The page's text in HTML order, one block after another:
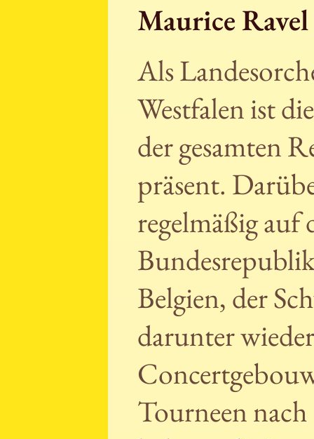
Maurice Ravel
Als
Westfalen ist
der gesamten
präsent.
regelmäßig
Belgien, der
darunter
Tourneen